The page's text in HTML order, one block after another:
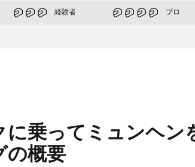
経験者 プロ
に乗ってミュンヘン
の概要